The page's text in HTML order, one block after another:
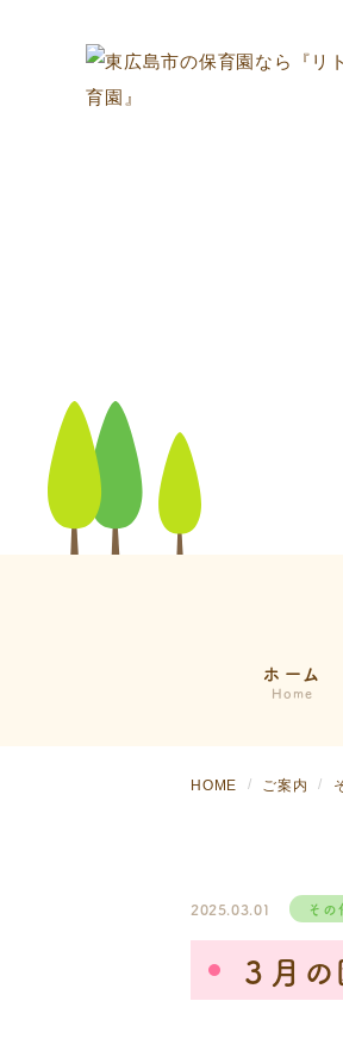
ホーム
Home
HOME ご案内
2025.03.01 その
３月